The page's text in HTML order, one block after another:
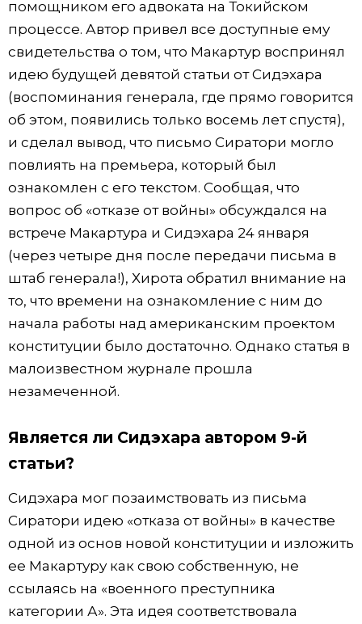
помощником его адвоката на Токийском
процессе. Автор привел все доступные ему
свидетельства о том, что Макартур воспринял
идею будущей девятой статьи от Сидэхара
(воспоминания генерала, где прямо говорится
об этом, появились только восемь лет спустя),
и сделал вывод, что письмо Сиратори могло
повлиять на премьера, который был
ознакомлен с его текстом. Сообщая, что
вопрос об «отказе от войны» обсуждался на
встрече Макартура и Сидэхара 24 января
(через четыре дня после передачи письма в
штаб генерала!), Хирота обратил внимание на
то, что времени на ознакомление с ним до
начала работы над американским проектом
конституции было достаточно. Однако статья в
малоизвестном журнале прошла
незамеченной.
Является ли Сидэхара автором 9-й
статьи?
Сидэхара мог позаимствовать из письма
Сиратори идею «отказа от войны» в качестве
одной из основ новой конституции и изложить
ее Макартуру как свою собственную, не
ссылаясь на «военного преступника
категории А». Эта идея соответствовала